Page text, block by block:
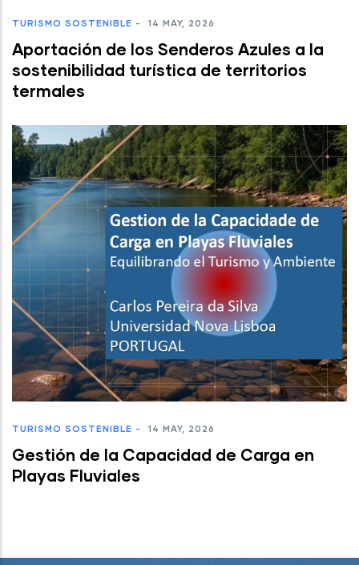
TURISMO SOSTENIBLE - 14 MAY, 2026
Aportación de los Senderos Azules a la
sostenibilidad turística de territorios
termales
TURISMO SOSTENIBLE - 14 MAY, 2026
Gestión de la Capacidad de Carga en
Playas Fluviales